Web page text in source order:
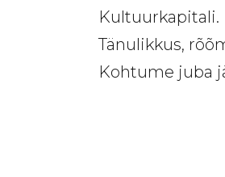
Kultuurkapitali.
Tänulikkus,
Kohtume juba